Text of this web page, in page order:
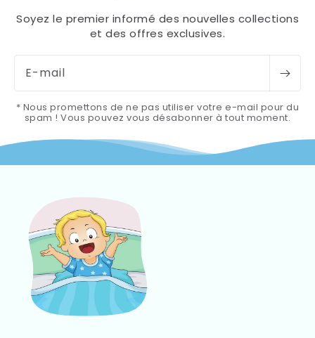
Soyez le premier informé des nouvelles collections
et des offres exclusives.
E-mail
* Nous promettons de ne pas utiliser votre e-mail pour du
spam ! Vous pouvez vous désabonner à tout moment.